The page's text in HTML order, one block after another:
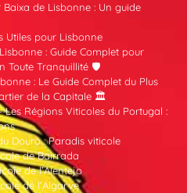
Baixa de Lisbonne : Un guide
Utiles pour Lisbonne
: Guide Complet pour
Toute Tranquillité 🛡️
: Le Guide Complet du Plus
de la Capitale 🏛️
Les Régions Viticoles du Portugal :
Douro : Paradis viticole
de Bairrada
de l’Alentejo
de l’Algarve